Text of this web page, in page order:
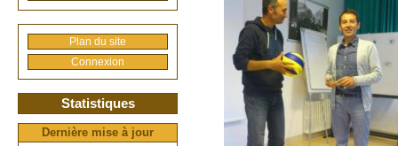
Plan du site
Connexion
Statistiques
Dernière mise à jour